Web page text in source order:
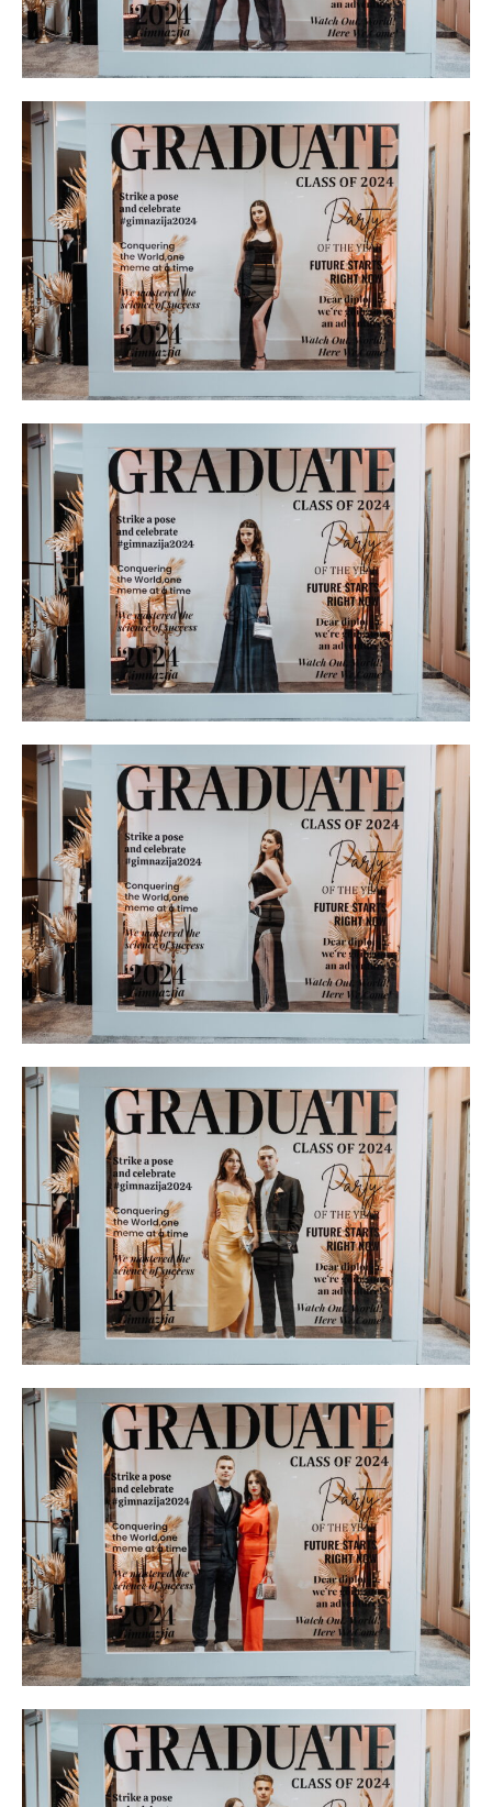
━ pricing plans
Free
бесплатно / forever
ИЗБЕРЕТЕ ПЛАН
Included for free:
Etiam est nibh, lobortis sit
Praesent euismod ac
Ut mollis pellentesque tortor
Nullam eu erat condimentum
Donec quis est ac felis
Orci varius natoque dolor
Pro
$100 / year placeholder text
ИЗБЕРЕТЕ ПЛАН
Full member access:
Etiam est nibh, lobortis sit
Praesent euismod ac
Ut mollis pellentesque tortor
Nullam eu erat condimentum
Donec quis est ac felis
Orci varius natoque dolor
Yearly pricing Monthly pricing